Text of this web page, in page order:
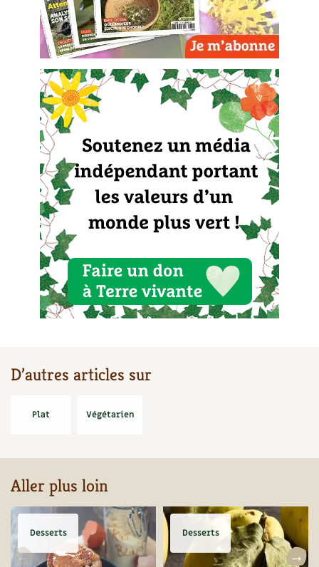
Carnets de saison
Compléments
Dossier4 saisons
Actualités
Vidéos et podcasts
Conseils vidéo des 4 saisons
Secrets d’abonné
Tous au jardin ! avec Pascal
La vie secrète du jardin
BD : La folle histoire des plantes
D’autres articles sur
Plat Végétarien
Aller plus loin
Desserts Desserts